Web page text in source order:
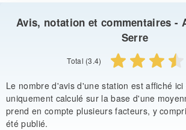
Avis, notation et commentaires -
Serre
Total (3.4)
Le nombre d'avis d'une station est affiché
uniquement calculé sur la base d'une
prend en compte plusieurs facteurs, y
été publié.